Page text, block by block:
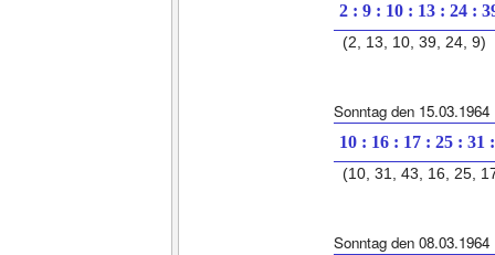
2 : 9 : 10 : 13 : 24 :
(2, 13, 10, 39, 24, 9)
Sonntag den 15.03.1964
10 : 16 : 17 : 25 : 31
(10, 31, 43, 16, 25,
Sonntag den 08.03.1964